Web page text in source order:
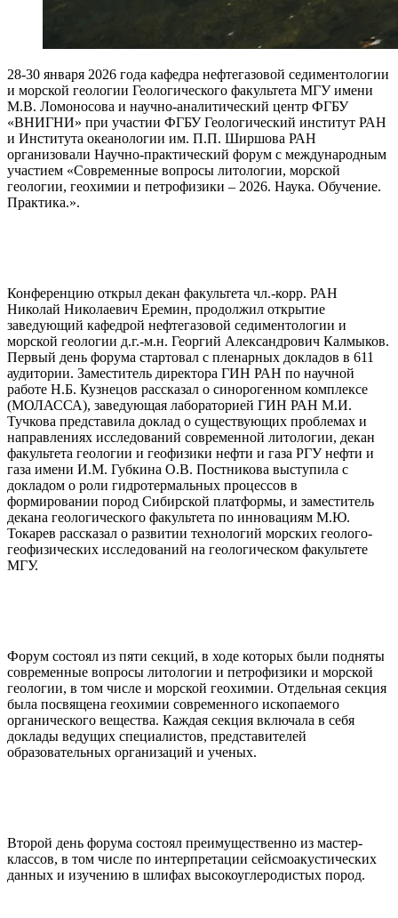
28-30 января 2026 года кафедра нефтегазовой седиментологии
и морской геологии Геологического факультета МГУ имени
М.В. Ломоносова и научно-аналитический центр ФГБУ
«ВНИГНИ» при участии ФГБУ Геологический институт РАН
и Института океанологии им. П.П. Ширшова РАН
организовали Научно-практический форум с международным
участием «Современные вопросы литологии, морской
геологии, геохимии и петрофизики – 2026. Наука. Обучение.
Практика.».
Конференцию открыл декан факультета чл.-корр. РАН
Николай Николаевич Еремин, продолжил открытие
заведующий кафедрой нефтегазовой седиментологии и
морской геологии д.г.-м.н. Георгий Александрович Калмыков.
Первый день форума стартовал с пленарных докладов в 611
аудитории. Заместитель директора ГИН РАН по научной
работе Н.Б. Кузнецов рассказал о синорогенном комплексе
(МОЛАССА), заведующая лабораторией ГИН РАН М.И.
Тучкова представила доклад о существующих проблемах и
направлениях исследований современной литологии, декан
факультета геологии и геофизики нефти и газа РГУ нефти и
газа имени И.М. Губкина О.В. Постникова выступила с
докладом о роли гидротермальных процессов в
формировании пород Сибирской платформы, и заместитель
декана геологического факультета по инновациям М.Ю.
Токарев рассказал о развитии технологий морских геолого-
геофизических исследований на геологическом факультете
МГУ.
Форум состоял из пяти секций, в ходе которых были подняты
современные вопросы литологии и петрофизики и морской
геологии, в том числе и морской геохимии. Отдельная секция
была посвящена геохимии современного ископаемого
органического вещества. Каждая секция включала в себя
доклады ведущих специалистов, представителей
образовательных организаций и ученых.
Второй день форума состоял преимущественно из мастер-
классов, в том числе по интерпретации сейсмоакустических
данных и изучению в шлифах высокоуглеродистых пород.